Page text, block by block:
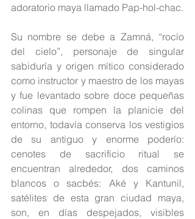
adoratorio maya llamado Pap-hol-chac.
Su nombre se debe a Zamná, “rocío
del cielo”, personaje de singular
sabiduría y origen mítico considerado
como instructor y maestro de los mayas
y fue levantado sobre doce pequeñas
colinas que rompen la planicie del
entorno, todavía conserva los vestigios
de su antiguo y enorme poderío:
cenotes de sacrificio ritual se
encuentran alrededor, dos caminos
blancos o sacbés: Aké y Kantunil,
satélites de esta gran ciudad maya,
son, en días despejados, visibles